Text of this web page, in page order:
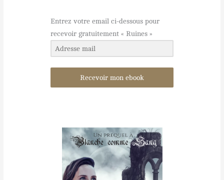
Entrez votre email ci-dessous pour
recevoir gratuitement « Ruines »
Recevoir mon ebook